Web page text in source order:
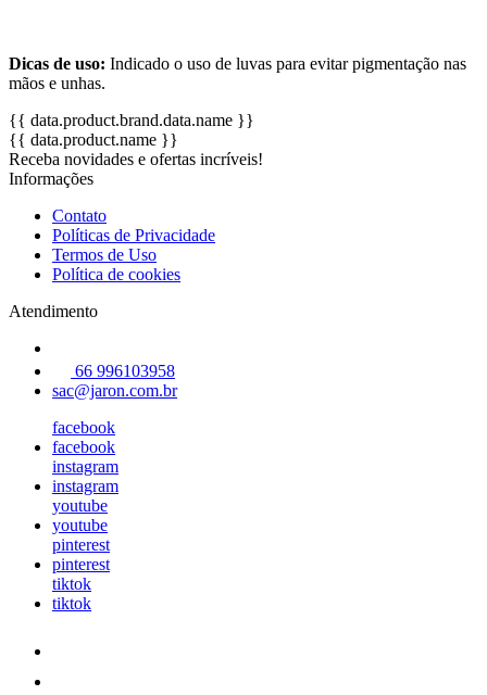
Dicas de uso: Indicado o uso de luvas para evitar pigmentação nas
mãos e unhas.
{{ data.product.brand.data.name }}
{{ data.product.name }}
Receba novidades e ofertas incríveis!
Informações
Contato
Políticas de Privacidade
Termos de Uso
Política de cookies
Atendimento
66 996103958
sac@jaron.com.br
facebook
facebook
instagram
instagram
youtube
youtube
pinterest
pinterest
tiktok
tiktok